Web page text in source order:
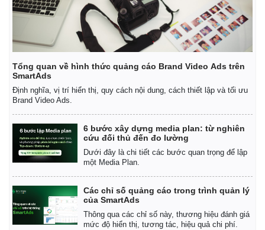
Vụ án
Tin nóng
Tư vấn luật
Vũ khí
Phân tích
Tổng quan về hình thức quảng cáo Brand Video Ads trên
SmartAds
Định nghĩa, vị trí hiển thị, quy cách nội dung, cách thiết lập và tối ưu
Brand Video Ads.
6 bước xây dựng media plan: từ nghiên
cứu đối thủ đến đo lường
Dưới đây là chi tiết các bước quan trọng để lập
một Media Plan.
Các chỉ số quảng cáo trong trình quản lý
của SmartAds
Thông qua các chỉ số này, thương hiệu đánh giá
mức độ hiển thị, tương tác, hiệu quả chi phí.